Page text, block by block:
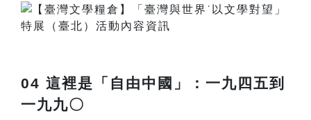
04 這裡是「自由中國」：一九四五到
一九九〇